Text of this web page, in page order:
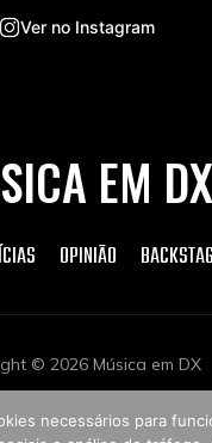
Ver no Instagram
EM DX
OPINIÃO
© 2026 Música em DX
necessários para